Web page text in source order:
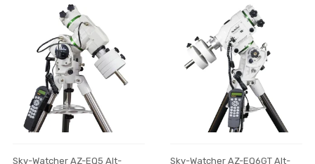
Sky-Watcher AZ-EQ5 Alt-
Sky-Watcher AZ-EQ6GT Alt-